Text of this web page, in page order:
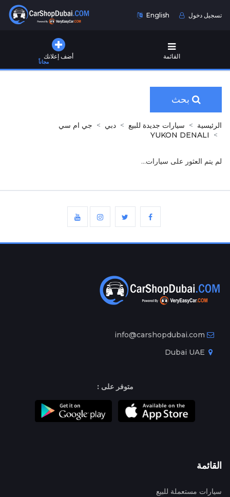
English تسجيل دخول
أضف إعلانك
مجاناً
القائمة
بحث
الرئيسية سيارات جديدة للبيع دبي
جي ام سي
YUKON DENALI
لم يتم العثور على سيارات...
info@carshopdubai.com
متوفر على :
القائمة
سيارات مستعملة للبيع